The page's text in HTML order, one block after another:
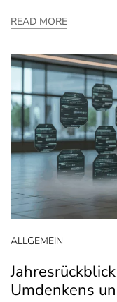
READ MORE
ALLGEMEIN
Umdenkens